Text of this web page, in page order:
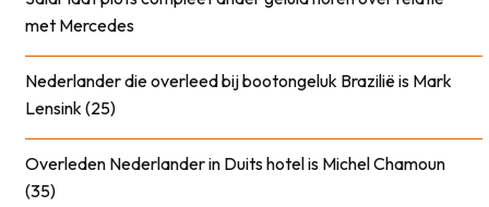
met Mercedes
Nederlander die overleed bij bootongeluk Brazilië is Mark
Lensink (25)
Overleden Nederlander in Duits hotel is Michel Chamoun
(35)